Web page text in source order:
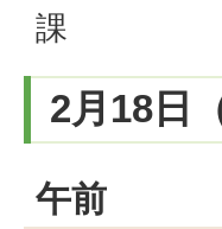
課
2月18日
午前